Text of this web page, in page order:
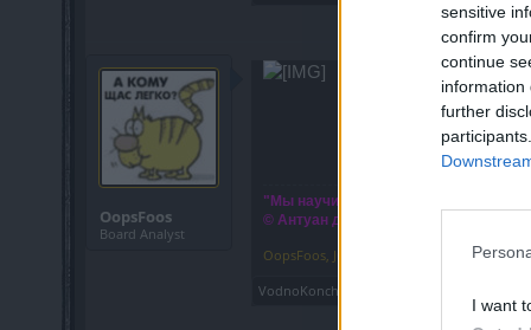
sensitive
confirm
continue
information
further
I want
OopsFoos
Board Analyst
"Мы научились летать в воздухе,
© Антуан де Сент-Экзюпери.
OopsFoos, Jul 29, 2020
VodnoKonche